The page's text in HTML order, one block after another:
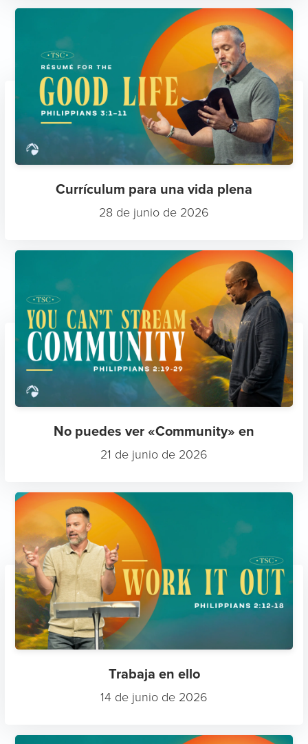
Currículum para una vida plena
28 de junio de 2026
No puedes ver «Community» en
21 de junio de 2026
Trabaja en ello
14 de junio de 2026